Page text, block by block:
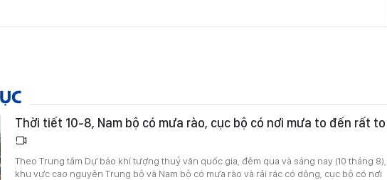
Thời tiết 10-8, Nam bộ có mưa rào, cục bộ có nơi mưa to đến rất to
Theo Trung tâm Dự báo khí tượng thuỷ văn quốc gia, đêm qua và sáng nay (10 tháng 8),
khu vực cao nguyên Trung bộ và Nam bộ có mưa rào và rải rác có dông, cục bộ có nơi